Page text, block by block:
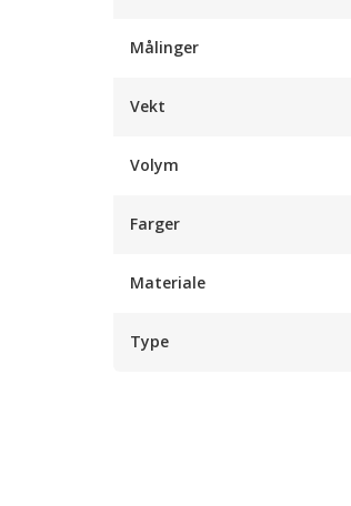
Målinger
Vekt
Volym
Farger
Materiale
Type